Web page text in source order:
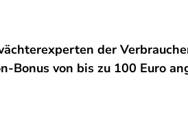
der
Bonus von bis zu 100 Euro